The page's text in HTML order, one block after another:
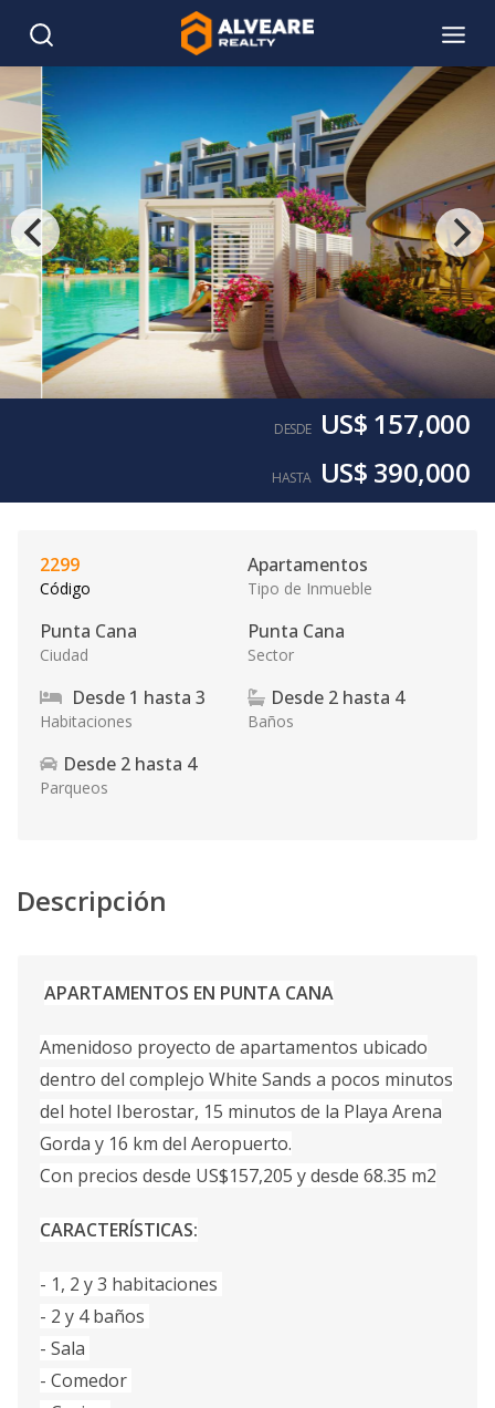
DESDE US$ 157,000
HASTA US$ 390,000
2299
Código
Apartamentos
Tipo de Inmueble
Punta Cana
Ciudad
Punta Cana
Sector
Desde 1 hasta 3
Habitaciones
Desde 2 hasta 4
Baños
Desde 2 hasta 4
Parqueos
Descripción
APARTAMENTOS EN PUNTA CANA
Amenidoso proyecto de apartamentos ubicado
dentro del complejo White Sands a pocos minutos
del hotel Iberostar, 15 minutos de la Playa Arena
Gorda y 16 km del Aeropuerto.
Con precios desde US$157,205 y desde 68.35 m2
CARACTERÍSTICAS:
- 1, 2 y 3 habitaciones
- 2 y 4 baños
- Sala
- Comedor